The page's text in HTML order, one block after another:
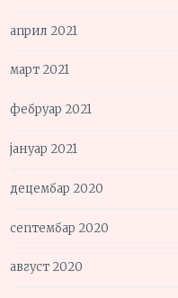
април 2021
март 2021
фебруар 2021
јануар 2021
децембар 2020
септембар 2020
август 2020